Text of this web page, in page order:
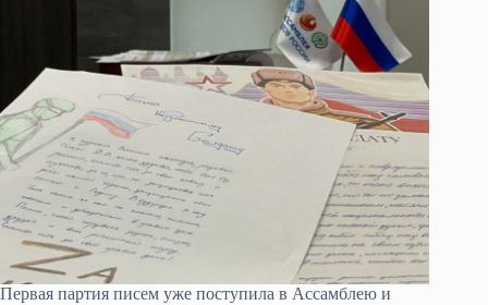
Первая партия писем уже поступила в Ассамблею и